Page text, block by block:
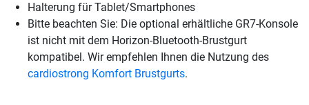
Halterung für Tablet/Smartphones
Bitte beachten Sie: Die optional erhältliche GR7-Konsole
ist nicht mit dem Horizon-Bluetooth-Brustgurt
kompatibel. Wir empfehlen Ihnen die Nutzung des
cardiostrong Komfort Brustgurts.